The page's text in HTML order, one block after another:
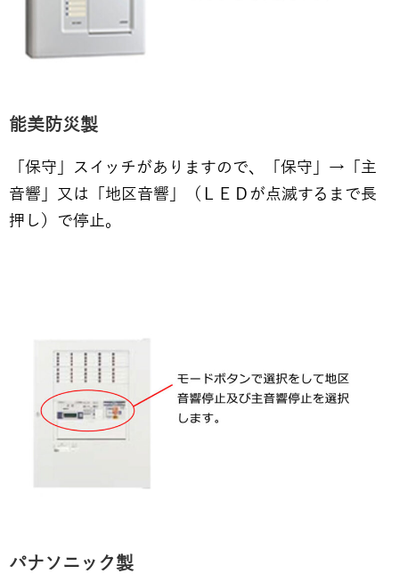
能美防災製
「保守」スイッチがありますので、「保守」→「主
音響」又は「地区音響」（ＬＥＤが点滅するまで長
押し）で停止。
パナソニック製